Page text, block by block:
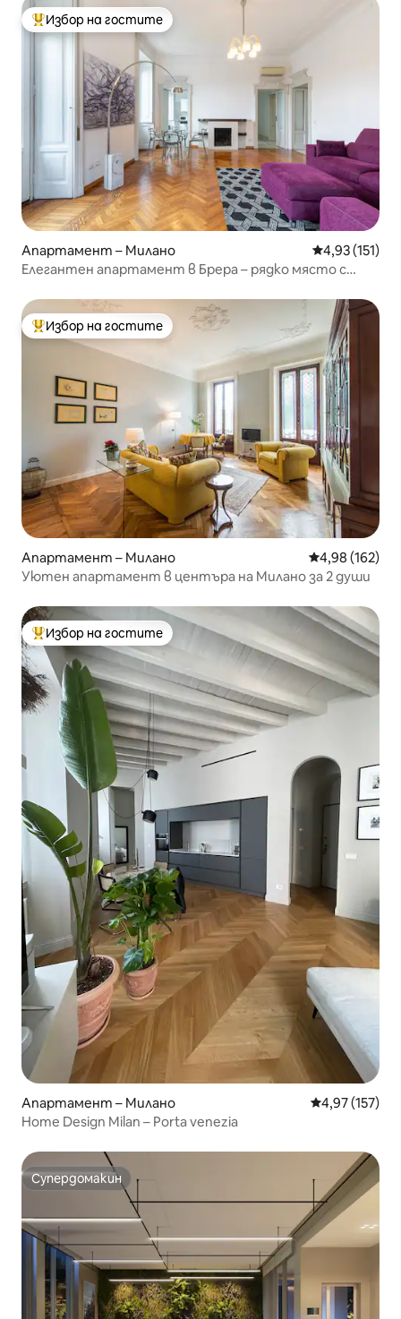
Най-популярен избор на гостите
Избор на гостите
Апартамент – Милано Средна
4,93 (151)
Елегантен апартамент в Брера – рядко място с
Най-популярен избор на гостите
Избор на гостите
Апартамент – Милано Средна
4,98 (162)
Уютен апартамент в центъра на Милано за 2 души
Най-популярен избор на гостите
Избор на гостите
Апартамент – Милано Средна
4,97 (157)
Home Design Milan – Porta venezia
Супердомакин
Супердомакин